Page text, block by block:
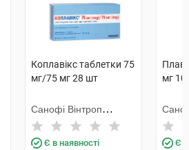
Коплавікс таблетки 75
мг/75 мг 28 шт
Санофі Вінтроп
Індастріа
Є в наявності
мг
Є в